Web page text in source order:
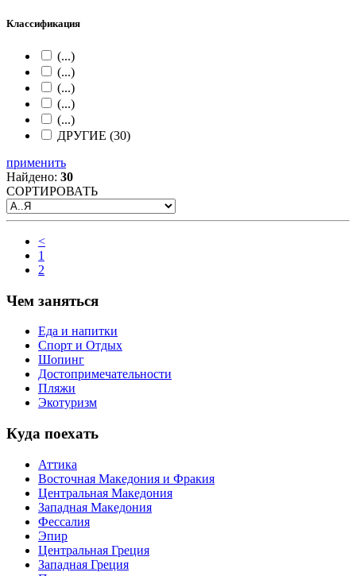
Классификация
(...)
(...)
(...)
(...)
(...)
ДРУГИЕ (30)
применить
Найдено: 30
СОРТИРОВАТЬ
<
1
2
Чем заняться
Еда и напитки
Спорт и Отдых
Шопинг
Достопримечательности
Пляжи
Экотуризм
Куда поехать
Аттика
Восточная Македония и Фракия
Центральная Македония
Западная Македония
Фессалия
Эпир
Центральная Греция
Западная Греция